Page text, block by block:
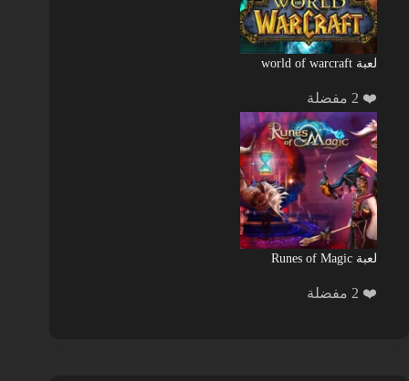
لعبة world of warcraft
❤️ 2 مفضلة
لعبة Runes of Magic
❤️ 2 مفضلة